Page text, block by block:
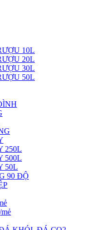
10L
20L
30L
50L
250L
500L
50L
90 ĐỘ